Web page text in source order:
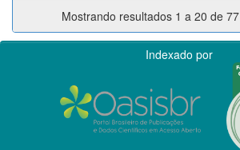
Mostrando resultados 1 a 20 de 77
Indexado por